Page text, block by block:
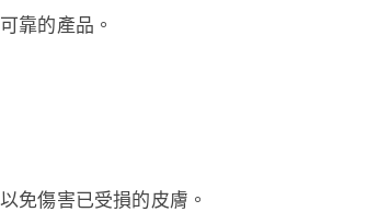
靠的產品。
免傷害已受損的皮膚。